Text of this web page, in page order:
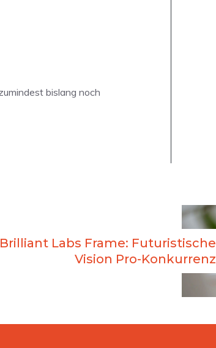
bislang noch
Brilliant Labs Frame: Futuristische
Vision Pro-Konkurrenz